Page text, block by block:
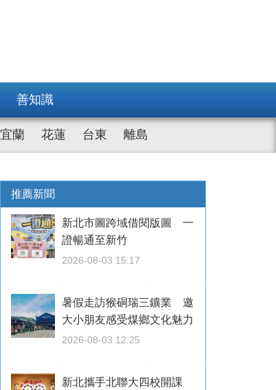
善知識
宜蘭 花蓮 台東 離島
推薦新聞
新北市圖跨域借閱版圖 一
證暢通至新竹
2026-08-03 15:17
暑假走訪猴硐瑞三鑛業 邀
大小朋友感受煤鄉文化魅力
2026-08-03 12:25
新北攜手北聯大四校開課